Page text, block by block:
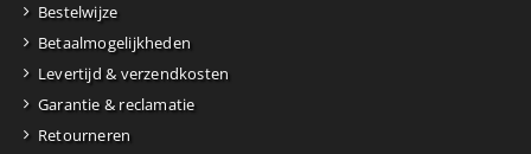
Bestelwijze
Betaalmogelijkheden
Levertijd & verzendkosten
Garantie & reclamatie
Retourneren